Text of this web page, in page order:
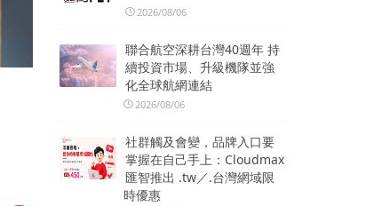
2026/08/06
聯合航空深耕台灣40週年 持
續投資市場、升級機隊並強
化全球航網連結
2026/08/06
社群觸及會變，品牌入口要
掌握在自己手上：Cloudmax
匯智推出 .tw／.台灣網域限
時優惠